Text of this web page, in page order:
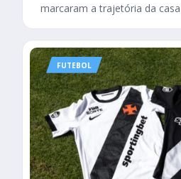
marcaram a trajetória da
FUTEBOL